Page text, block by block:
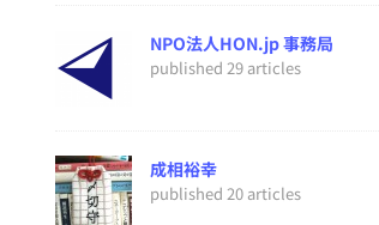
NPO法人HON.jp 事務局
published 29 articles
成相裕幸
published 20 articles